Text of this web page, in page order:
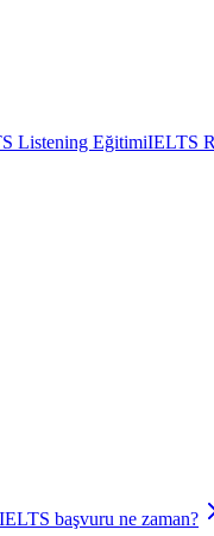
Listening EğitimiIELTS
IELTS başvuru ne zaman?